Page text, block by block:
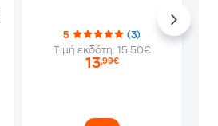
5
(3)
Τιμή εκδότη: 15.50€
13,99€